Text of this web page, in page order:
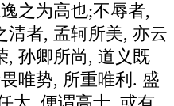
之为高也;不辱者,
清者, 孟轲所美, 亦云
, 孙卿所尚, 道义既
唯势, 所重唯利. 盛